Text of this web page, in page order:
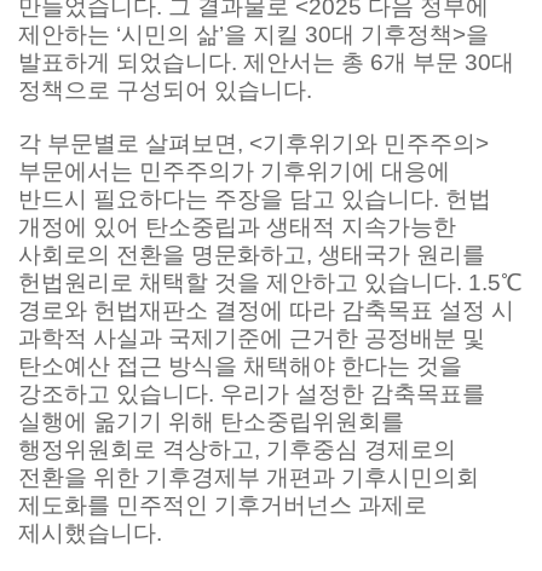
만들었습니다. 그 결과물로 <2025 다음 정부에
제안하는 ‘시민의 삶’을 지킬 30대 기후정책>을
발표하게 되었습니다. 제안서는 총 6개 부문 30대
정책으로 구성되어 있습니다.
각 부문별로 살펴보면, <기후위기와 민주주의>
부문에서는 민주주의가 기후위기에 대응에
반드시 필요하다는 주장을 담고 있습니다. 헌법
개정에 있어 탄소중립과 생태적 지속가능한
사회로의 전환을 명문화하고, 생태국가 원리를
헌법원리로 채택할 것을 제안하고 있습니다. 1.5℃
경로와 헌법재판소 결정에 따라 감축목표 설정 시
과학적 사실과 국제기준에 근거한 공정배분 및
탄소예산 접근 방식을 채택해야 한다는 것을
강조하고 있습니다. 우리가 설정한 감축목표를
실행에 옮기기 위해 탄소중립위원회를
행정위원회로 격상하고, 기후중심 경제로의
전환을 위한 기후경제부 개편과 기후시민의회
제도화를 민주적인 기후거버넌스 과제로
제시했습니다.